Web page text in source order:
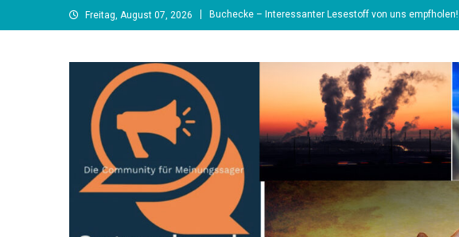
to
Freitag, August 07, 2026 Buchecke – Interessanter Lesestoff von uns empfholen!